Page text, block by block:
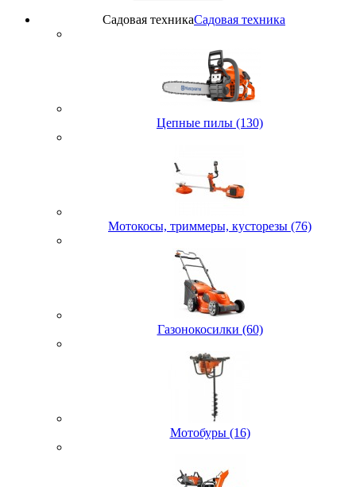
Садовая техникаСадовая техника
Цепные пилы (130)
Мотокосы, триммеры, кусторезы (76)
Газонокосилки (60)
Мотобуры (16)